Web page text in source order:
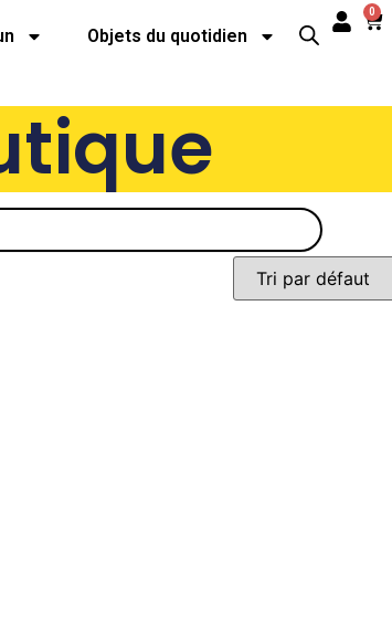
Objets du quotidien
0